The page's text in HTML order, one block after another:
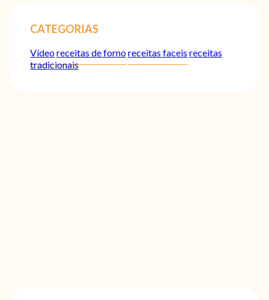
CATEGORIAS
Vídeoreceitas de fornoreceitas faceis receitas
tradicionais